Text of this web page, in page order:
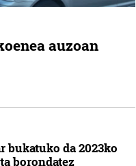
auzoan
bukatuko da 2023ko
borondatez